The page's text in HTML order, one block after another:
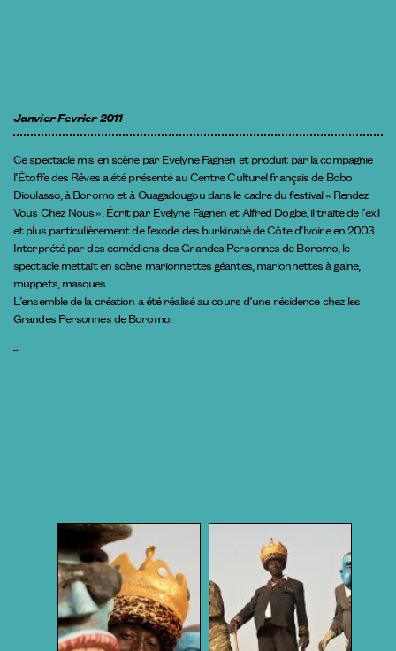
Janvier Fevrier 2011
Ce spectacle mis en scène par Evelyne Fagnen et produit par la compagnie
l’Étoffe des Rêves a été présenté au Centre Culturel français de Bobo
Dioulasso, à Boromo et à Ouagadougou dans le cadre du festival « Rendez
Vous Chez Nous ». Écrit par Evelyne Fagnen et Alfred Dogbe, il traite de l’exil
et plus particulièrement de l’exode des burkinabè de Côte d’Ivoire en 2003.
Interprété par des comédiens des Grandes Personnes de Boromo, le
spectacle mettait en scène marionnettes géantes, marionnettes à gaine,
muppets, masques.
L’ensemble de la création a été réalisé au cours d’une résidence chez les
Grandes Personnes de Boromo.